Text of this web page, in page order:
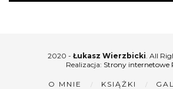
2020 - Łukasz Wierzbicki. All
Realizacja: Strony internetowe
O MNIE KSIĄŻKI